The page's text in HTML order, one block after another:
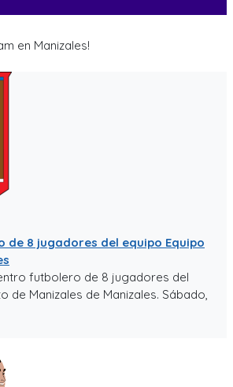
en Manizales!
de 8 jugadores del equipo Equipo
futbolero de 8 jugadores del
de Manizales de Manizales. Sábado,